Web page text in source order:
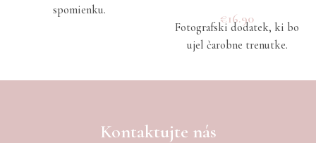
spomienku.
€16.90
Fotografski dodatek, ki bo
ujel čarobne trenutke.
Kontaktujte nás